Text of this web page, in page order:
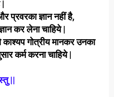
|
प्रवरका ज्ञान नहीं है,
कर लेना चाहिये |
काश्यप गोत्रीय मानकर उनका
कर्म करना चाहिये |
||